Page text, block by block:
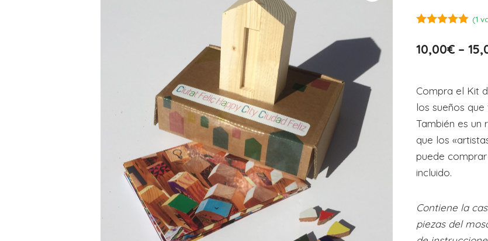
(1
10,00€ –
Compra el Kit
los sueños
También es un
que los
puede
incluido.
Contiene la
piezas del